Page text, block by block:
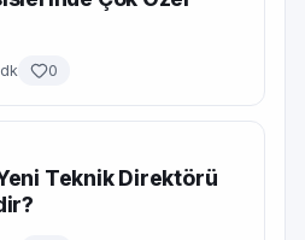
0
Teknik Direktörü